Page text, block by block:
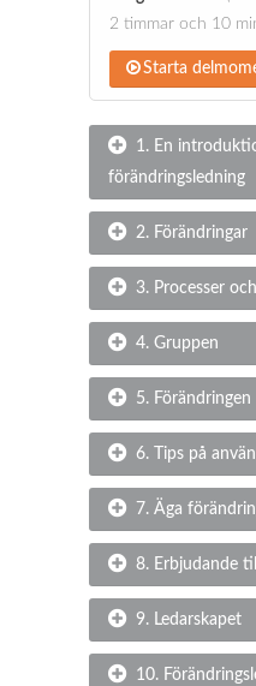
2 timmar och 10
Starta
1. En
förändringsledning
2. Förändringar
3. Processer
4. Gruppen
5.
6. Tips på
7. Äga
8. Erbjudande
9. Ledarskapet
10.